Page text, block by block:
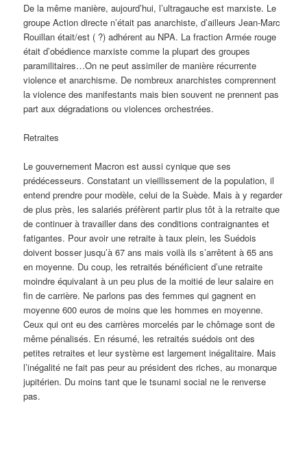
De la même manière, aujourd’hui, l’ultragauche est marxiste. Le
groupe Action directe n’était pas anarchiste, d’ailleurs Jean-Marc
Rouillan était/est ( ?) adhérent au NPA. La fraction Armée rouge
était d’obédience marxiste comme la plupart des groupes
paramilitaires…On ne peut assimiler de manière récurrente
violence et anarchisme. De nombreux anarchistes comprennent
la violence des manifestants mais bien souvent ne prennent pas
part aux dégradations ou violences orchestrées.
Retraites
Le gouvernement Macron est aussi cynique que ses
prédécesseurs. Constatant un vieillissement de la population, il
entend prendre pour modèle, celui de la Suède. Mais à y regarder
de plus près, les salariés préfèrent partir plus tôt à la retraite que
de continuer à travailler dans des conditions contraignantes et
fatigantes. Pour avoir une retraite à taux plein, les Suédois
doivent bosser jusqu’à 67 ans mais voilà ils s’arrêtent à 65 ans
en moyenne. Du coup, les retraités bénéficient d’une retraite
moindre équivalant à un peu plus de la moitié de leur salaire en
fin de carrière. Ne parlons pas des femmes qui gagnent en
moyenne 600 euros de moins que les hommes en moyenne.
Ceux qui ont eu des carrières morcelés par le chômage sont de
même pénalisés. En résumé, les retraités suédois ont des
petites retraites et leur système est largement inégalitaire. Mais
l’inégalité ne fait pas peur au président des riches, au monarque
jupitérien. Du moins tant que le tsunami social ne le renverse
pas.